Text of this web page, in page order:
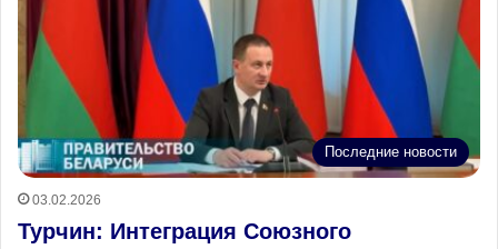
Последние новости
03.02.2026
Турчин: Интеграция Союзного